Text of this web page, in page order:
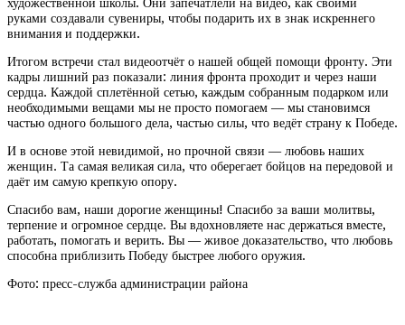
руками создавали сувениры, чтобы подарить их в знак искреннего
внимания и поддержки.
Итогом встречи стал видеоотчёт о нашей общей помощи фронту. Эти
кадры лишний раз показали: линия фронта проходит и через наши
сердца. Каждой сплетённой сетью, каждым собранным подарком или
необходимыми вещами мы не просто помогаем — мы становимся
частью одного большого дела, частью силы, что ведёт страну к Победе.
И в основе этой невидимой, но прочной связи — любовь наших
женщин. Та самая великая сила, что оберегает бойцов на передовой и
даёт им самую крепкую опору.
Спасибо вам, наши дорогие женщины! Спасибо за ваши молитвы,
терпение и огромное сердце. Вы вдохновляете нас держаться вместе,
работать, помогать и верить. Вы — живое доказательство, что любовь
способна приблизить Победу быстрее любого оружия.
Фото: пресс-служба администрации района